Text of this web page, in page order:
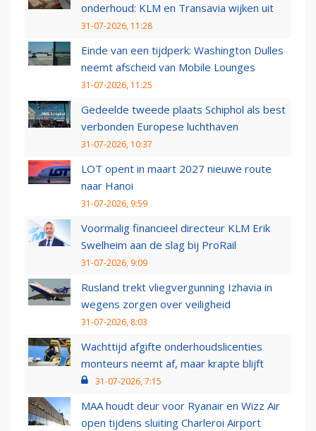
onderhoud: KLM en Transavia wijken uit
31-07-2026, 11:28
Einde van een tijdperk: Washington Dulles
neemt afscheid van Mobile Lounges
31-07-2026, 11:25
Gedeelde tweede plaats Schiphol als best
verbonden Europese luchthaven
31-07-2026, 10:37
LOT opent in maart 2027 nieuwe route
naar Hanoi
31-07-2026, 9:59
Voormalig financieel directeur KLM Erik
Swelheim aan de slag bij ProRail
31-07-2026, 9:09
Rusland trekt vliegvergunning Izhavia in
wegens zorgen over veiligheid
31-07-2026, 8:03
Wachttijd afgifte onderhoudslicenties
monteurs neemt af, maar krapte blijft
31-07-2026, 7:15
MAA houdt deur voor Ryanair en Wizz Air
open tijdens sluiting Charleroi Airport